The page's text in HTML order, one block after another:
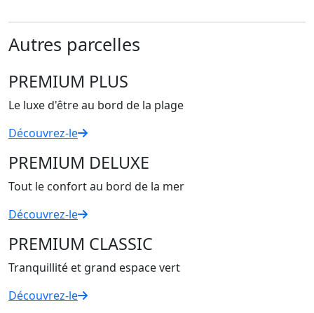
Autres parcelles
PREMIUM PLUS
Le luxe d'être au bord de la plage
Découvrez-le
PREMIUM DELUXE
Tout le confort au bord de la mer
Découvrez-le
PREMIUM CLASSIC
Tranquillité et grand espace vert
Découvrez-le